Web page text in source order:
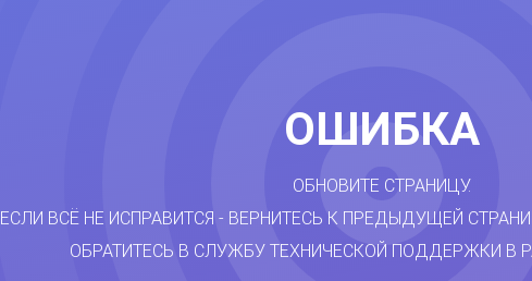
ОШИБКА
ОБНОВИТЕ СТРАНИЦУ.
ЕСЛИ ВСЁ НЕ ИСПРАВИТСЯ - ВЕРНИТЕСЬ К ПРЕДЫДУЩЕЙ
ОБРАТИТЕСЬ В СЛУЖБУ ТЕХНИЧЕСКОЙ ПОДДЕРЖКИ В